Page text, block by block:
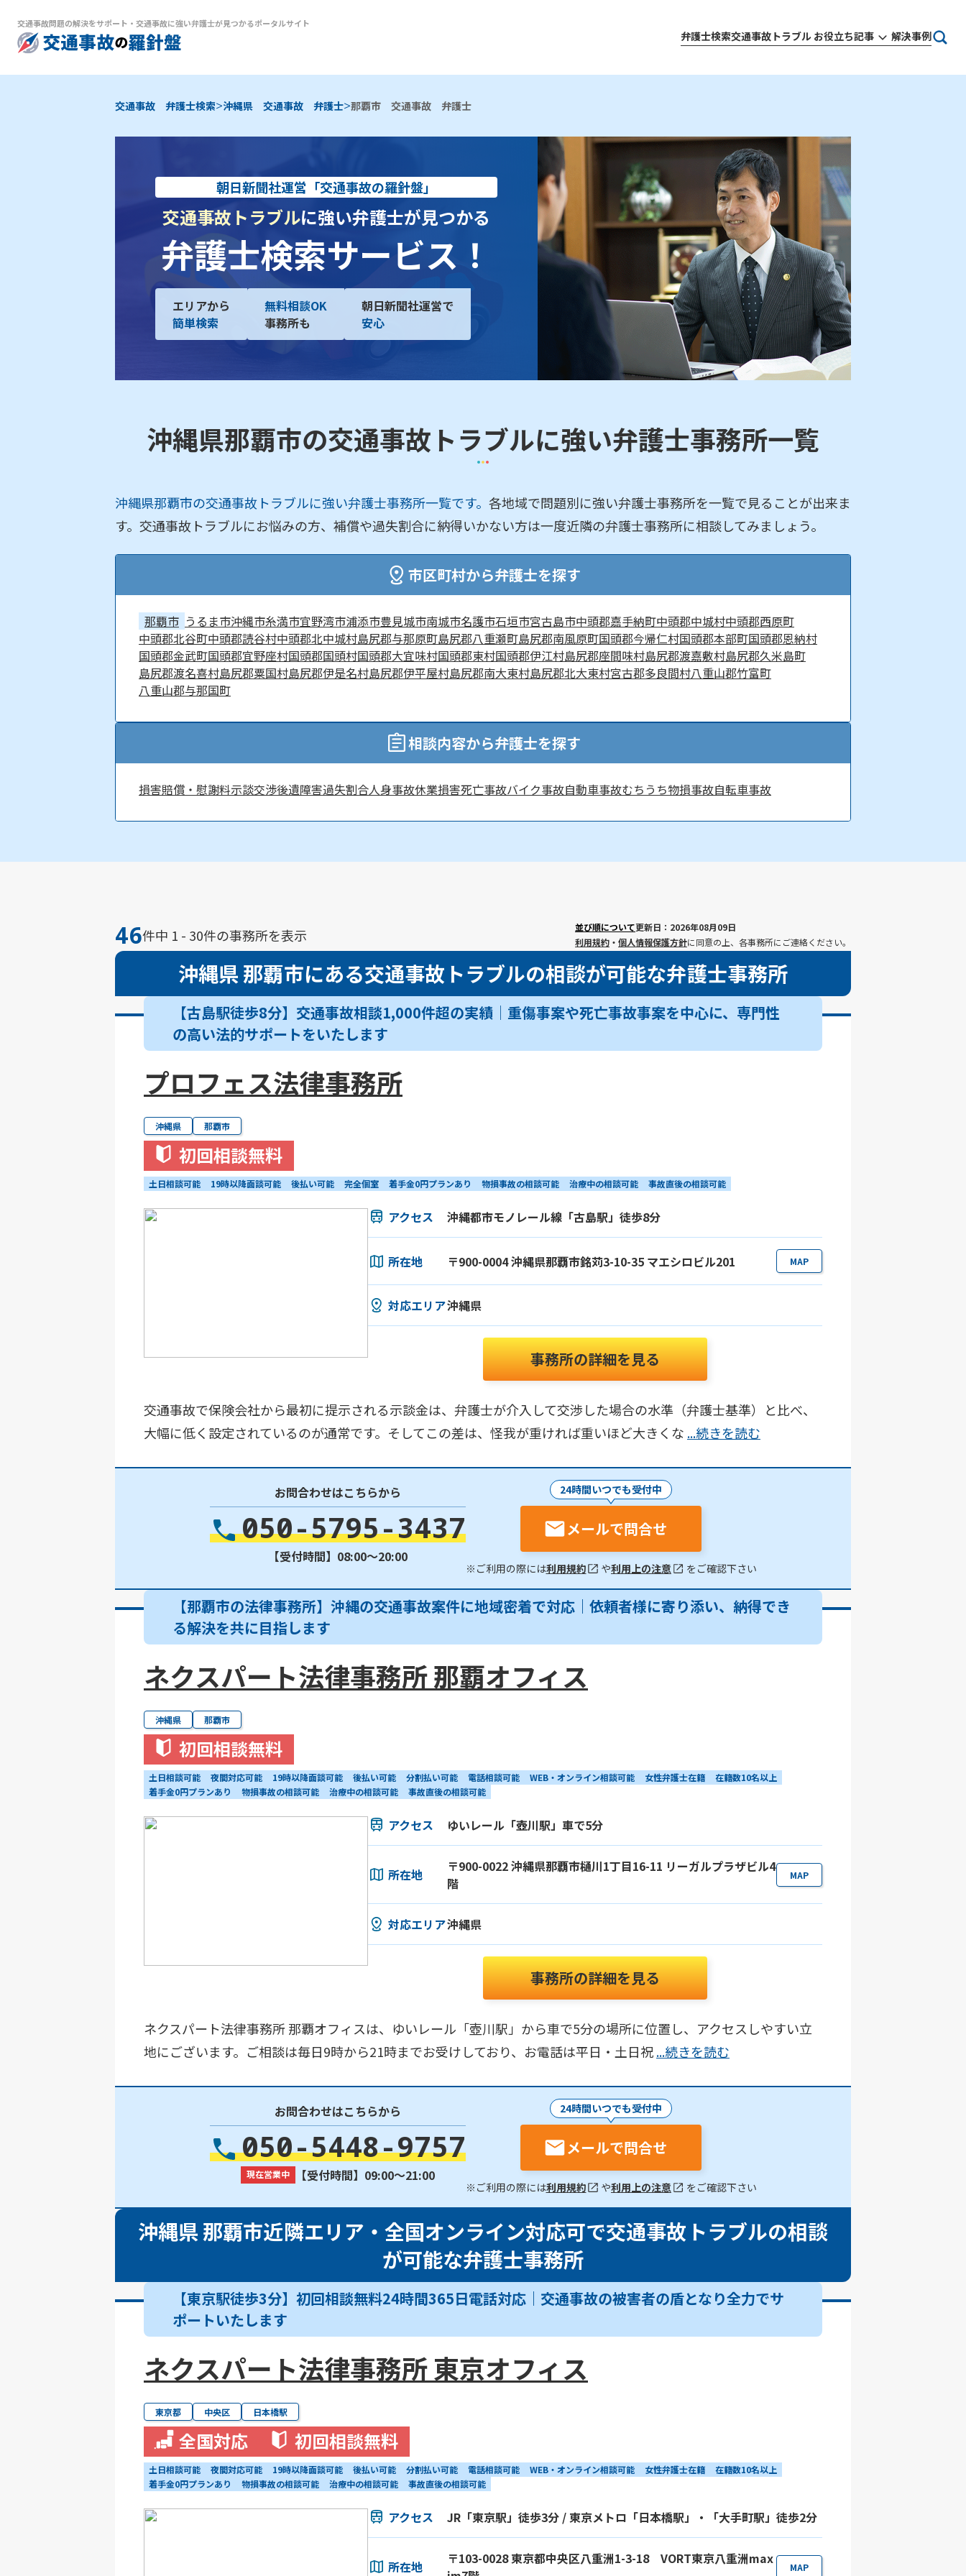
交通事故問題の解決をサポート ・ 交通事故に強い弁護士が見つかるポータルサイト
弁護士検索交通事故トラブル お役立ち記事 解決事例
交通事故 弁護士検索>沖縄県 交通事故 弁護士>那覇市 交通事故 弁護士
朝日新聞社運営「交通事故の羅針盤」
交通事故トラブルに強い弁護士が見つかる
弁護士検索サービス！
エリアから
簡単検索
無料相談OK
事務所も
朝日新聞社運営で
安心
沖縄県那覇市の交通事故トラブルに強い弁護士事務所一覧
沖縄県那覇市の交通事故トラブルに強い弁護士事務所一覧です。 各地域で問題別に強い弁護士事務所を一覧で見ることが出来ま
す。交通事故トラブルにお悩みの方、補償や過失割合に納得いかない方は一度近隣の弁護士事務所に相談してみましょう。
市区町村から弁護士を探す
那覇市 うるま市沖縄市糸満市宜野湾市浦添市豊見城市南城市名護市石垣市宮古島市中頭郡嘉手納町中頭郡中城村中頭郡西原町
中頭郡北谷町中頭郡読谷村中頭郡北中城村島尻郡与那原町島尻郡八重瀬町島尻郡南風原町国頭郡今帰仁村国頭郡本部町国頭郡恩納村
国頭郡金武町国頭郡宜野座村国頭郡国頭村国頭郡大宜味村国頭郡東村国頭郡伊江村島尻郡座間味村島尻郡渡嘉敷村島尻郡久米島町
島尻郡渡名喜村島尻郡粟国村島尻郡伊是名村島尻郡伊平屋村島尻郡南大東村島尻郡北大東村宮古郡多良間村八重山郡竹富町
八重山郡与那国町
相談内容から弁護士を探す
損害賠償・慰謝料示談交渉後遺障害過失割合人身事故休業損害死亡事故バイク事故自動車事故むちうち物損事故自転車事故
46件中 1 - 30件の事務所を表示 並び順について更新日：2026年08月09日
利用規約 ・ 個人情報保護方針に同意の上、各事務所にご連絡ください。
沖縄県 那覇市にある交通事故トラブルの相談が可能な弁護士事務所
【古島駅徒歩8分】交通事故相談1,000件超の実績│重傷事案や死亡事故事案を中心に、専門性
の高い法的サポートをいたします
プロフェス法律事務所
沖縄県 那覇市
初回相談無料
土日相談可能 19時以降面談可能 後払い可能 完全個室 着手金0円プランあり 物損事故の相談可能 治療中の相談可能 事故直後の相談可能
アクセス 沖縄都市モノレール線「古島駅」徒歩8分
所在地 〒900-0004 沖縄県那覇市銘苅3-10-35 マエシロビル201 MAP
対応エリア沖縄県
事務所の詳細を見る
交通事故で保険会社から最初に提示される示談金は、弁護士が介入して交渉した場合の水準（弁護士基準）と比べ、
大幅に低く設定されているのが通常です。そしてこの差は、怪我が重ければ重いほど大きくな ...続きを読む
お問合わせはこちらから
050-5795-3437
【受付時間】08:00〜20:00
24時間いつでも受付中
メールで問合せ
※ご利用の際には利用規約 や利用上の注意 をご確認下さい
【那覇市の法律事務所】沖縄の交通事故案件に地域密着で対応｜依頼者様に寄り添い、納得でき
る解決を共に目指します
ネクスパート法律事務所 那覇オフィス
沖縄県 那覇市
初回相談無料
土日相談可能 夜間対応可能 19時以降面談可能 後払い可能 分割払い可能 電話相談可能 WEB・オンライン相談可能 女性弁護士在籍
在籍数10名以上
着手金0円プランあり
物損事故の相談可能 治療中の相談可能 事故直後の相談可能
アクセス ゆいレール「壺川駅」車で5分
所在地
〒900-0022 沖縄県那覇市樋川1丁目16-11 リーガルプラザビル4
階
MAP
対応エリア沖縄県
事務所の詳細を見る
ネクスパート法律事務所 那覇オフィスは、ゆいレール「壺川駅」から車で5分の場所に位置し、アクセスしやすい立
地にございます。ご相談は毎日9時から21時までお受けしており、お電話は平日・土日祝...続きを読む
お問合わせはこちらから
050-5448-9757
現在営業中 【受付時間】09:00〜21:00
24時間いつでも受付中
メールで問合せ
※ご利用の際には利用規約 や利用上の注意 をご確認下さい
沖縄県 那覇市近隣エリア・全国オンライン対応可で交通事故トラブルの相談
が可能な弁護士事務所
【東京駅徒歩3分】初回相談無料24時間365日電話対応｜交通事故の被害者の盾となり全力でサ
ポートいたします
ネクスパート法律事務所 東京オフィス
東京都 中央区 日本橋駅
全国対応 初回相談無料
土日相談可能 夜間対応可能 19時以降面談可能 後払い可能 分割払い可能 電話相談可能 WEB・オンライン相談可能 女性弁護士在籍
在籍数10名以上
着手金0円プランあり
物損事故の相談可能 治療中の相談可能 事故直後の相談可能
アクセス JR「東京駅」徒歩3分 / 東京メトロ「日本橋駅」・「大手町駅」徒歩2分
所在地
〒103-0028 東京都中央区八重洲1-3-18 VORT東京八重洲max
MAP